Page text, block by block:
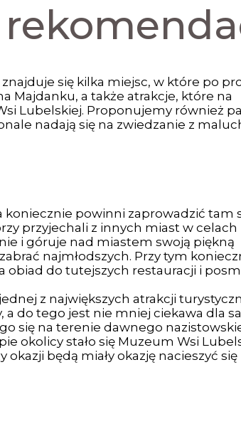
się kilka miejsc, w które po
Majdanku, a także atrakcje, które na
Lubelskiej. Proponujemy również
nadają się na zwiedzanie z
koniecznie powinni zaprowadzić tam
przyjechali z innych miast w celach
i góruje nad miastem swoją piękną
najmłodszych. Przy tym
obiad do tutejszych restauracji i
z największych atrakcji
a do tego jest nie mniej ciekawa dla
się na terenie dawnego
okolicy stało się Muzeum Wsi
będą miały okazję nacieszyć się